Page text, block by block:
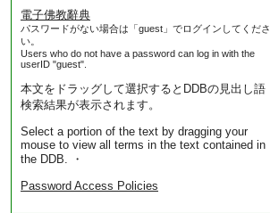
電子佛教辭典
パスワードがない場合は「guest」でログインしてくださ
い。
Users who do not have a password can log in with the
userID "guest".
本文をドラッグして選択するとDDBの見出し語
検索結果が表示されます。
Select a portion of the text by dragging your
mouse to view all terms in the text contained in
the DDB. ・
Password Access Policies